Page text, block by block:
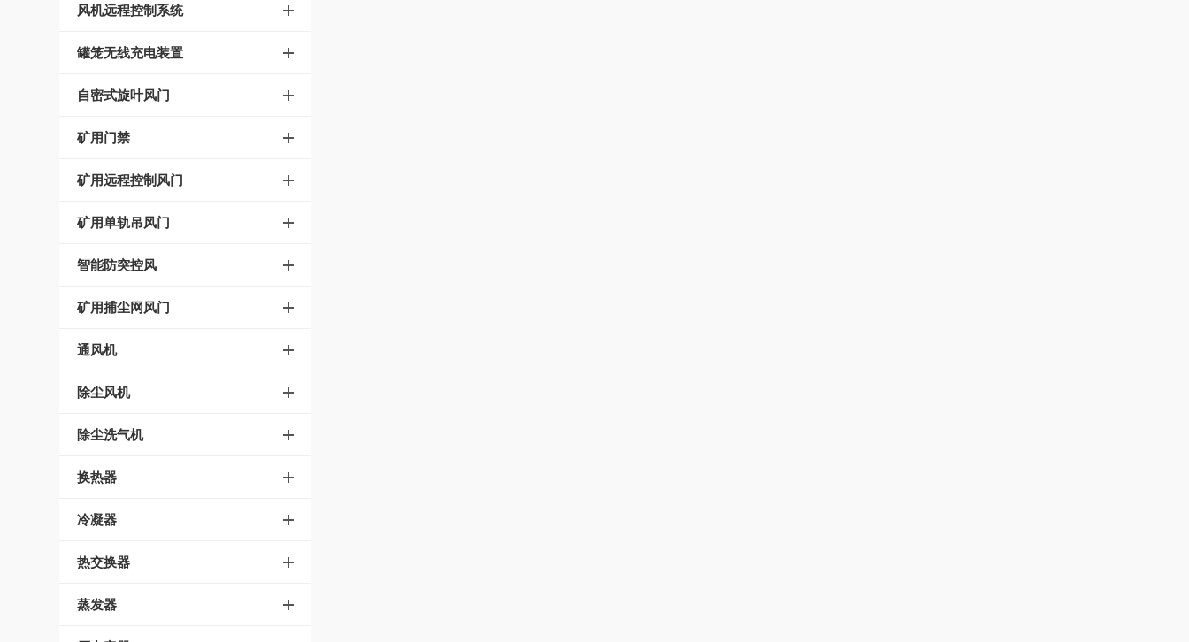
风机远程控制系统
罐笼无线充电装置
自密式旋叶风门
矿用门禁
矿用远程控制风门
矿用单轨吊风门
智能防突控风
矿用捕尘网风门
通风机
除尘风机
除尘洗气机
换热器
冷凝器
热交换器
蒸发器